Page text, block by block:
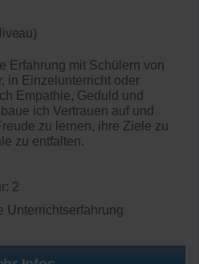
Erfahrung mit Schülern von
in Einzelunterricht oder
Empathie, Geduld und
ich Vertrauen auf und
zu lernen, ihre Ziele zu
zu entfalten.
2
Unterrichtserfahrung